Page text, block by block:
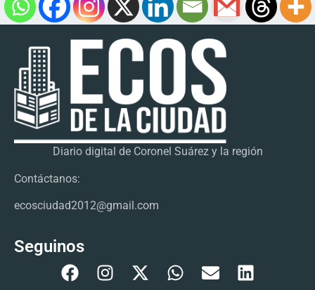
Diario digital de Coronel Suárez y la región
Contáctanos:
ecosciudad2012@gmail.com
Seguinos